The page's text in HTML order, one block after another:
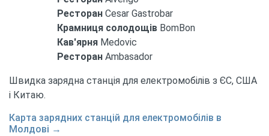
Ресторан Cesar Gastrobar
Крамниця солодощів BomBon
Кав'ярня Medovic
Ресторан Ambasador
Швидка зарядна станція для електромобілів з ЄС, США
і Китаю.
Карта зарядних станцій для електромобілів в
Молдові →